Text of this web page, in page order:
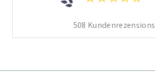
508 Kundenrezensions